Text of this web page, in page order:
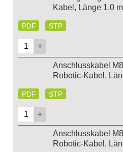
Kabel, Länge 1.0
PDF STP
Anschlusskabel
Robotic-Kabel,
PDF STP
Anschlusskabel
Robotic-Kabel,